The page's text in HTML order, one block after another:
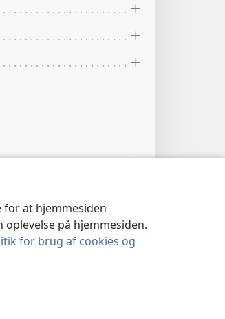
for at hjemmesiden
på hjemmesiden.
for brug af cookies og
græsk udtryk der
studienote til Lu 3:14
).
brugt i overført